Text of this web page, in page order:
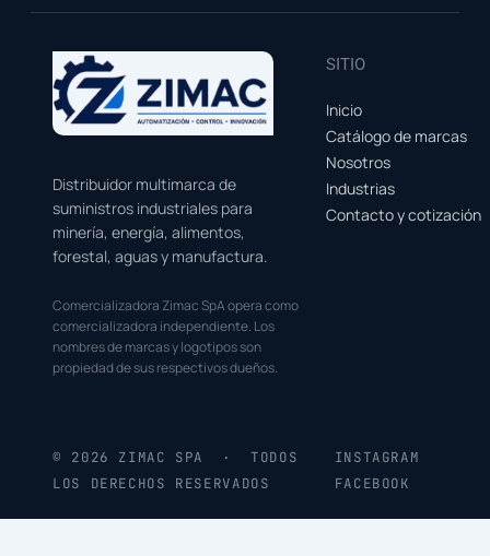
Distribuidor multimarca de
suministros industriales para
minería, energía, alimentos,
forestal, aguas y manufactura.
Comercializadora Zimac SpA opera como
comercializadora independiente. Los
nombres de marcas y logotipos son
propiedad de sus respectivos dueños.
SITIO
Inicio
Catálogo de marcas
Nosotros
Industrias
Contacto y cotización
© 2026 ZIMAC SPA · TODOS
LOS DERECHOS RESERVADOS
INSTAGRAM
FACEBOOK